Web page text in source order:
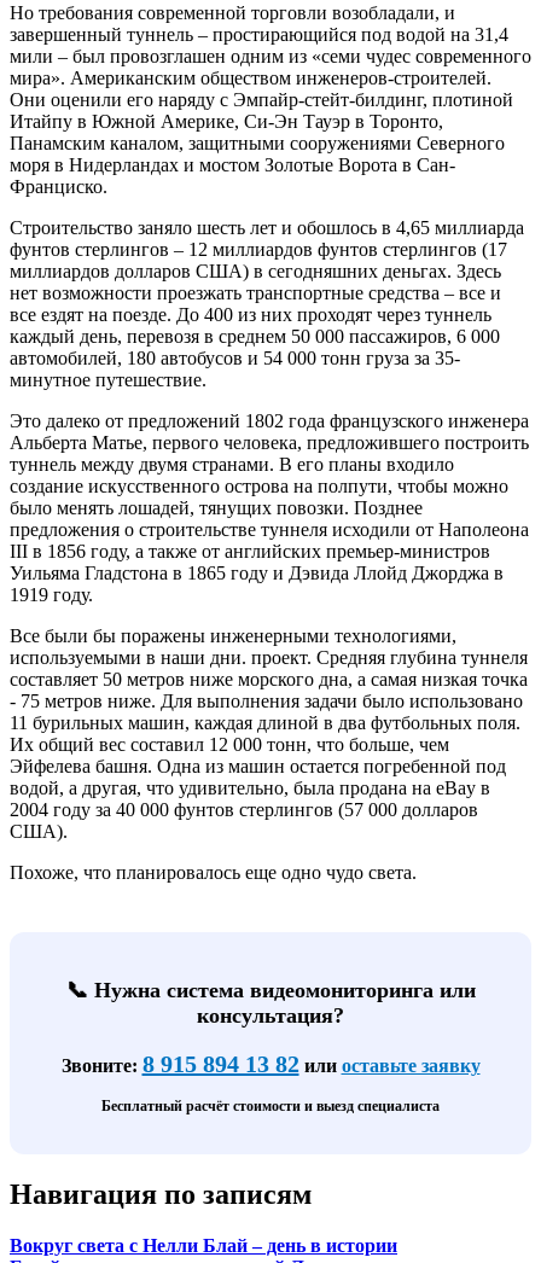
Но требования современной торговли возобладали, и
завершенный туннель – простирающийся под водой на 31,4
мили – был провозглашен одним из «семи чудес современного
мира». Американским обществом инженеров-строителей.
Они оценили его наряду с Эмпайр-стейт-билдинг, плотиной
Итайпу в Южной Америке, Си-Эн Тауэр в Торонто,
Панамским каналом, защитными сооружениями Северного
моря в Нидерландах и мостом Золотые Ворота в Сан-
Франциско.
Строительство заняло шесть лет и обошлось в 4,65 миллиарда
фунтов стерлингов – 12 миллиардов фунтов стерлингов (17
миллиардов долларов США) в сегодняшних деньгах. Здесь
нет возможности проезжать транспортные средства – все и
все ездят на поезде. До 400 из них проходят через туннель
каждый день, перевозя в среднем 50 000 пассажиров, 6 000
автомобилей, 180 автобусов и 54 000 тонн груза за 35-
минутное путешествие.
Это далеко от предложений 1802 года французского инженера
Альберта Матье, первого человека, предложившего построить
туннель между двумя странами. В его планы входило
создание искусственного острова на полпути, чтобы можно
было менять лошадей, тянущих повозки. Позднее
предложения о строительстве туннеля исходили от Наполеона
III в 1856 году, а также от английских премьер-министров
Уильяма Гладстона в 1865 году и Дэвида Ллойд Джорджа в
1919 году.
Все были бы поражены инженерными технологиями,
используемыми в наши дни. проект. Средняя глубина туннеля
составляет 50 метров ниже морского дна, а самая низкая точка
- 75 метров ниже. Для выполнения задачи было использовано
11 бурильных машин, каждая длиной в два футбольных поля.
Их общий вес составил 12 000 тонн, что больше, чем
Эйфелева башня. Одна из машин остается погребенной под
водой, а другая, что удивительно, была продана на eBay в
2004 году за 40 000 фунтов стерлингов (57 000 долларов
США).
Похоже, что планировалось еще одно чудо света.
📞 Нужна система видеомониторинга или
консультация?
Звоните: 8 915 894 13 82или оставьте заявку
Бесплатный расчёт стоимости и выезд специалиста
Навигация по записям
Вокруг света с Нелли Блай – день в истории